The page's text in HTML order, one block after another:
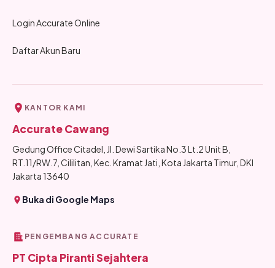
Login Accurate Online
Daftar Akun Baru
KANTOR KAMI
Accurate Cawang
Gedung Office Citadel, Jl. Dewi Sartika No.3 Lt.2 Unit B,
RT.11/RW.7, Cililitan, Kec. Kramat Jati, Kota Jakarta Timur, DKI
Jakarta 13640
Buka di Google Maps
PENGEMBANG ACCURATE
PT Cipta Piranti Sejahtera